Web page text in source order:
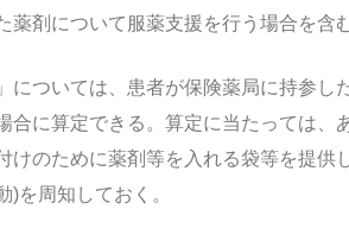
薬剤について服薬支援を行う場合を含
については、患者が保険薬局に持参
合に算定できる。算定に当たっては、
けのために薬剤等を入れる袋等を提供
)を周知しておく。